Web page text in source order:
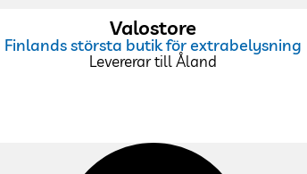
Valostore
Finlands största butik för extrabelysning
Levererar till Åland